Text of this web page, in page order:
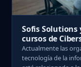
Sofis Solutions
cursos de
Actualmente las
tecnología de la